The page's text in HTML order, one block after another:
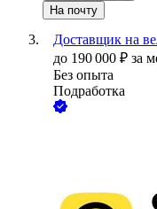
На почту
Доставщик на
до 190 000 ₽ за
Без опыта
Подработка